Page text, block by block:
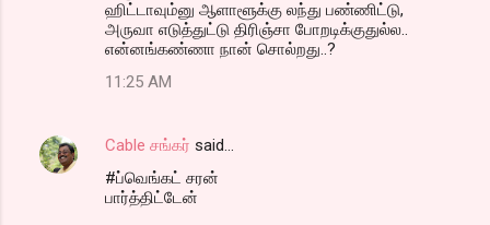
ஹிட்டாவும்னு ஆளாளூக்கு லந்து பண்ணிட்டு,
அருவா எடுத்துட்டு திரிஞ்சா போறடிக்குதுல்ல..
என்னங்கண்ணா நான் சொல்றது..?
11:25 AM
Cable சங்கர் said…
#ப்வெங்கட் சரன்
பார்த்திட்டேன்